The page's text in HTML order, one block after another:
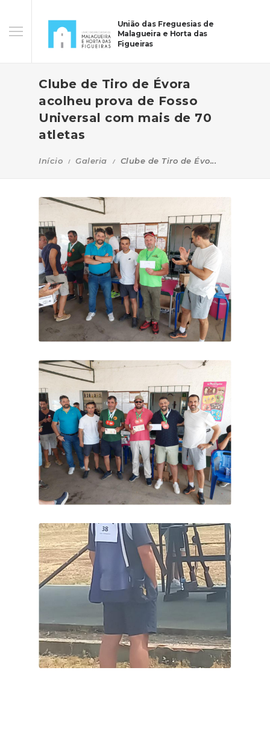
União das Freguesias de
Malagueira e Horta das
Figueiras
Clube de Tiro de Évora
acolheu prova de Fosso
Universal com mais de 70
atletas
Início Galeria Clube de Tiro de Évo...